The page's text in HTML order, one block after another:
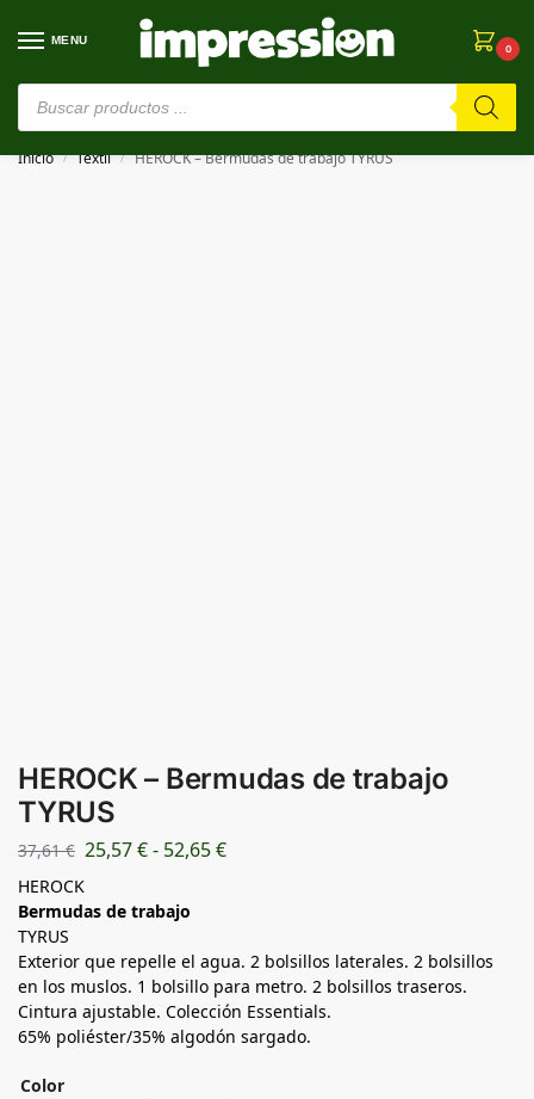
MENU
0
⚠️ Estamos en pruebas. Si algo falla, ¡Perdón!⚠️
Inicio / Textil / HEROCK – Bermudas de trabajo TYRUS
HEROCK – Bermudas de trabajo
TYRUS
37,61€ 25,57€- 52,65€
HEROCK
Bermudas de trabajo
TYRUS
Exterior que repelle el agua. 2 bolsillos laterales. 2 bolsillos
en los muslos. 1 bolsillo para metro. 2 bolsillos traseros.
Cintura ajustable. Colección Essentials.
65% poliéster/35% algodón sargado.
Color